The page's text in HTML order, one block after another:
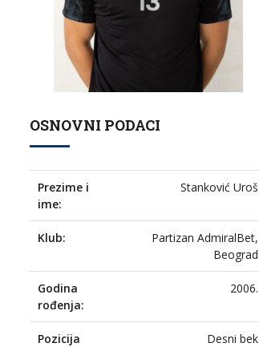
OSNOVNI PODACI
Prezime i
ime:
Stanković Uroš
Klub:
Partizan AdmiralBet,
Beograd
Godina
rođenja:
2006.
Pozicija Desni bek